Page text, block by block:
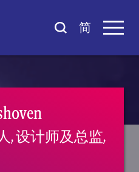
简
, 设计师及总监,